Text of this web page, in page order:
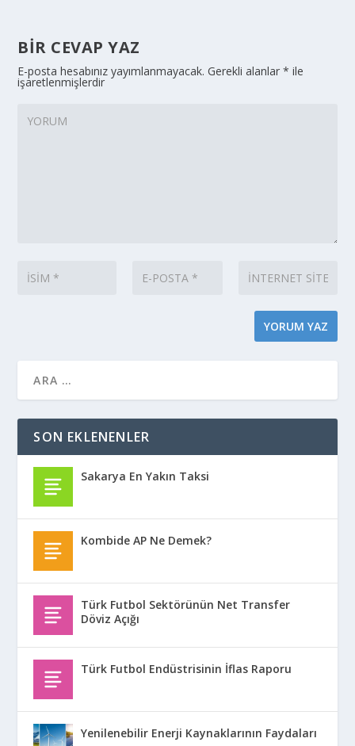
BIR CEVAP YAZ
E-posta hesabınız yayımlanmayacak. Gerekli alanlar* ile
işaretlenmişlerdir
SON EKLENENLER
Sakarya En Yakın Taksi
Kombide AP Ne Demek?
Türk Futbol Sektörünün Net Transfer
Döviz Açığı
Türk Futbol Endüstrisinin İflas Raporu
Yenilenebilir Enerji Kaynaklarının Faydaları